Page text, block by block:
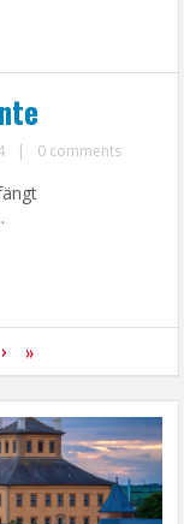
| 0 comments
› »